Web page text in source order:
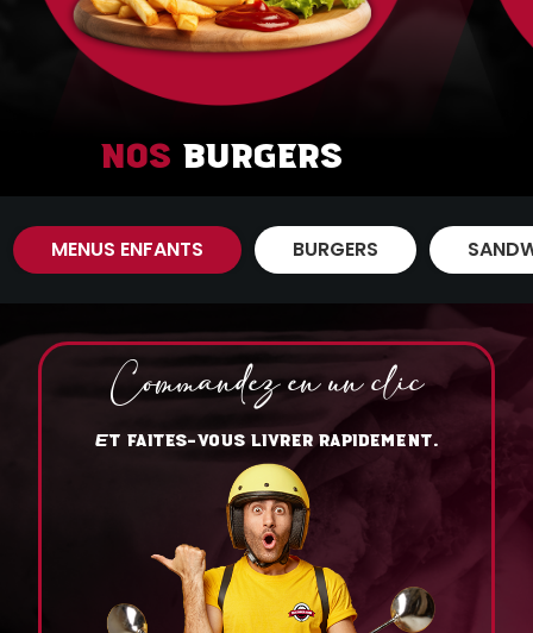
Nos Burgers
MENUS ENFANTS BURGERS
Commandez en un clic
ET FAITES-VOUS LIVRER RAPIDEMENT.